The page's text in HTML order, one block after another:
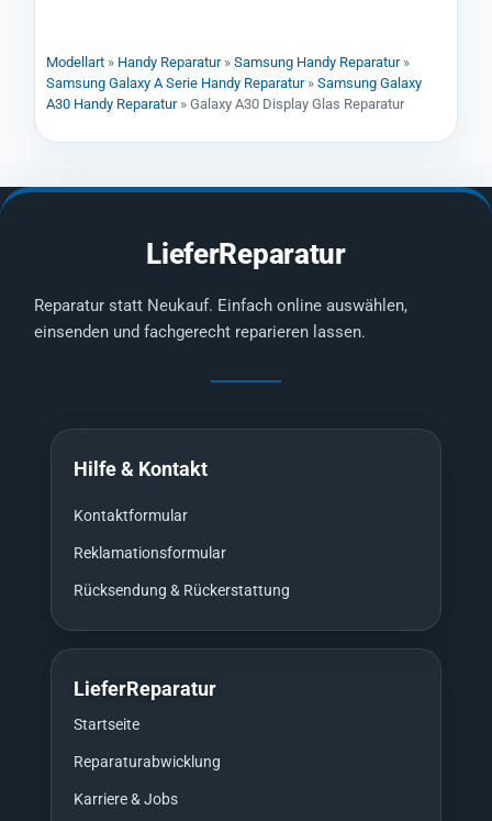
Modellart » Handy Reparatur» Samsung Handy Reparatur»
Samsung Galaxy A Serie Handy Reparatur» Samsung Galaxy
A30 Handy Reparatur» Galaxy A30 Display Glas Reparatur
LieferReparatur
Reparatur statt Neukauf. Einfach online auswählen,
einsenden und fachgerecht reparieren lassen.
Hilfe & Kontakt
Kontaktformular
Reklamationsformular
Rücksendung & Rückerstattung
LieferReparatur
Startseite
Reparaturabwicklung
Karriere & Jobs